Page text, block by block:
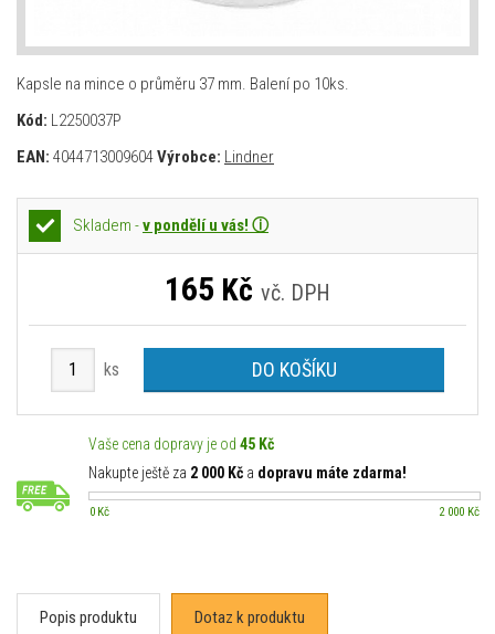
Kapsle na mince o průměru 37 mm. Balení po 10ks.
Kód: L2250037P
EAN: 4044713009604Výrobce: Lindner
Skladem -v pondělí u vás! ⓘ
165 Kč vč. DPH
ks DO KOŠÍKU
Vaše cena dopravy je od 45 Kč
Nakupte ještě za 2 000 Kč a dopravu máte zdarma!
0 Kč 2 000 Kč
Popis produktu Dotaz k produktu